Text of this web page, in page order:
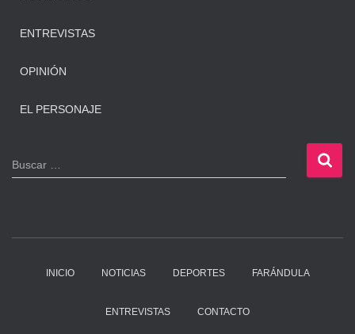
ENTREVISTAS
OPINIÓN
EL PERSONAJE
B
u
Buscar …
INICIO NOTICIAS DEPORTES FARÁNDULA
ENTREVISTAS CONTACTO